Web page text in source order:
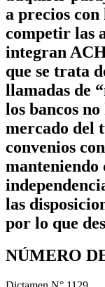
a precios con
competir las
integran
que se trata
llamadas de
los bancos
mercado del
convenios
manteniendo
las
por lo que
NÚMERO